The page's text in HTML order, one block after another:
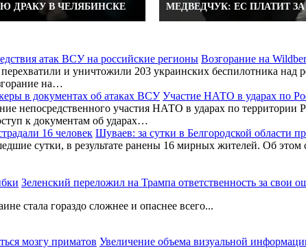
ДРАКУ В ЧЕЛЯБИНСКЕ
МЕДВЕДЧУК: ЕС ПЛАТИТ
Возгорание на
и уничтожили 203 украинских беспилотника над
на…
Участие НАТО в ударах по
непосредственного участия НАТО в ударах по
к документам об ударах…
Шуваев: за сутки в Белгородской области
сутки, в результате ранены 16 мирных жителей. Об
Зеленский переложил на Трампа ответственность за свои
стала гораздо сложнее и опаснее всего...
Увеличение объема визуальной